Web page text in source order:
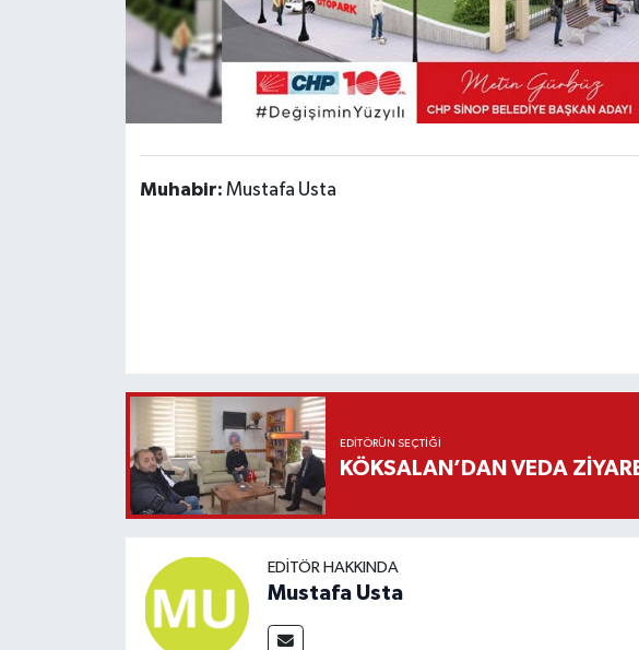
Muhabir: Mustafa Usta
EDITÖRÜN SEÇTIĞI
KÖKSALAN’DAN VEDA
EDITÖR HAKKINDA
Mustafa Usta